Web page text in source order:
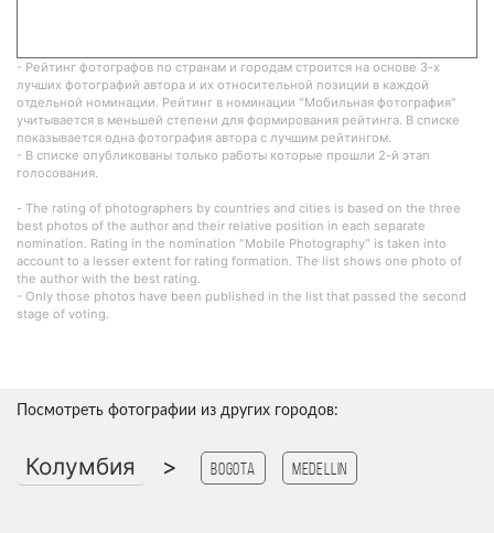
- Рейтинг фотографов по странам и городам строится на основе 3-х
лучших фотографий автора и их относительной позиции в каждой
отдельной номинации. Рейтинг в номинации "Мобильная фотография"
учитывается в меньшей степени для формирования рейтинга. В списке
показывается одна фотография автора с лучшим рейтингом.
- В списке опубликованы только работы которые прошли 2-й этап
голосования.
- The rating of photographers by countries and cities is based on the three
best photos of the author and their relative position in each separate
nomination. Rating in the nomination "Mobile Photography" is taken into
account to a lesser extent for rating formation. The list shows one photo of
the author with the best rating.
- Only those photos have been published in the list that passed the second
stage of voting.
Посмотреть фотографии из других городов:
Колумбия > Bogota Medellin